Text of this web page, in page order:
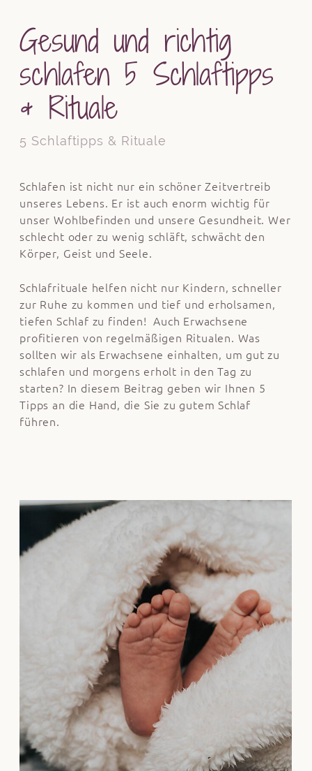
Gesund und richtig
schlafen 5 Schlaftipps
& Rituale
5 Schlaftipps & Rituale
Schlafen ist nicht nur ein schöner Zeitvertreib
unseres Lebens. Er ist auch enorm wichtig für
unser Wohlbefinden und unsere Gesundheit. Wer
schlecht oder zu wenig schläft, schwächt den
Körper, Geist und Seele.
Schlafrituale helfen nicht nur Kindern, schneller
zur Ruhe zu kommen und tief und erholsamen,
tiefen Schlaf zu finden! Auch Erwachsene
profitieren von regelmäßigen Ritualen. Was
sollten wir als Erwachsene einhalten, um gut zu
schlafen und morgens erholt in den Tag zu
starten? In diesem Beitrag geben wir Ihnen 5
Tipps an die Hand, die Sie zu gutem Schlaf
führen.